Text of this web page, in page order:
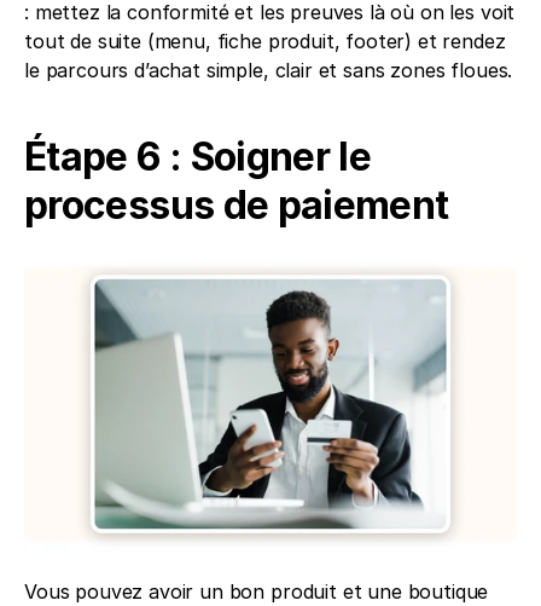
: mettez la conformité et les preuves là où on les voit
tout de suite (menu, fiche produit, footer) et rendez
le parcours d’achat simple, clair et sans zones floues.
Étape 6 : Soigner le
processus de paiement
Vous pouvez avoir un bon produit et une boutique